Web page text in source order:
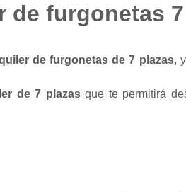
de furgonetas
de furgonetas de 7 plazas,
de 7 plazasque te permitirá